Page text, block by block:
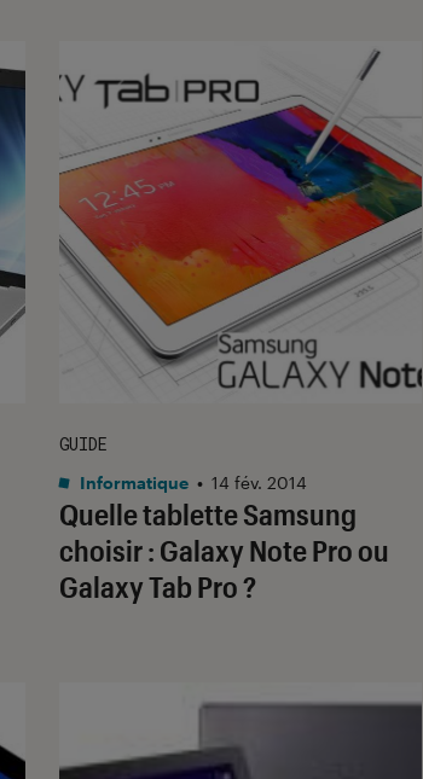
Quelle tablette Samsung
choisir : Galaxy Note Pro ou
Galaxy Tab Pro ?
GUIDE
Informatique • 14 fév. 2014